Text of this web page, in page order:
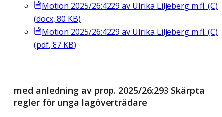
Motion 2025/26:4229 av Ulrika Liljeberg m.fl. (C)
(docx, 80 KB)
Motion 2025/26:4229 av Ulrika Liljeberg m.fl. (C)
(pdf, 87 KB)
med anledning av prop. 2025/26:293 Skärpta
regler för unga lagöverträdare